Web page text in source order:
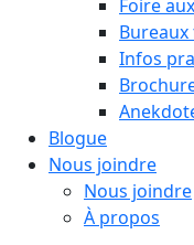
Foire
Infos
Blogue
Nous joindre
Nous joindre
À propos